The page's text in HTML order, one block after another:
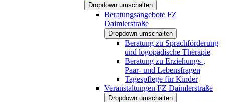
Dropdown umschalten
Beratungsangebote FZ
Daimlerstraße
Dropdown umschalten
Beratung zu Sprachförderung
und logopädische Therapie
Beratung zu Erziehungs-,
Paar- und Lebensfragen
Tagespflege für Kinder
Veranstaltungen FZ Daimlerstraße
Dropdown umschalten